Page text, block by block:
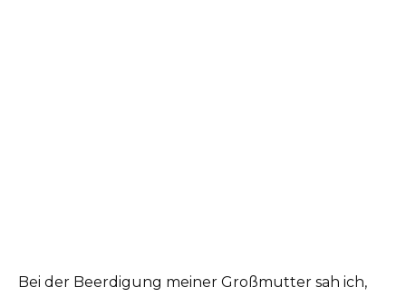
Bei der Beerdigung meiner Großmutter sah ich,